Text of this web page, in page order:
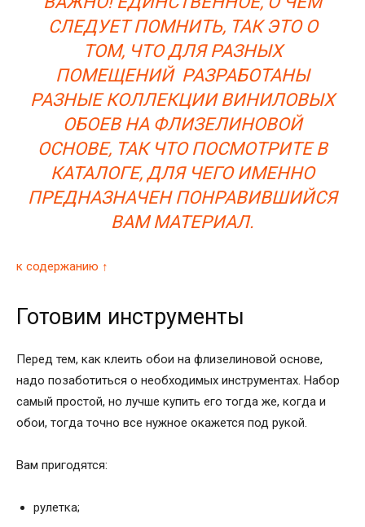
СЛЕДУЕТ ПОМНИТЬ, ТАК ЭТО О
ТОМ, ЧТО ДЛЯ РАЗНЫХ
ПОМЕЩЕНИЙ РАЗРАБОТАНЫ
РАЗНЫЕ КОЛЛЕКЦИИ ВИНИЛОВЫХ
ОБОЕВ НА ФЛИЗЕЛИНОВОЙ
ОСНОВЕ, ТАК ЧТО ПОСМОТРИТЕ В
КАТАЛОГЕ, ДЛЯ ЧЕГО ИМЕННО
ПРЕДНАЗНАЧЕН ПОНРАВИВШИЙСЯ
ВАМ МАТЕРИАЛ.
к содержанию ↑
Готовим инструменты
Перед тем, как клеить обои на флизелиновой основе,
надо позаботиться о необходимых инструментах. Набор
самый простой, но лучше купить его тогда же, когда и
обои, тогда точно все нужное окажется под рукой.
Вам пригодятся:
рулетка;